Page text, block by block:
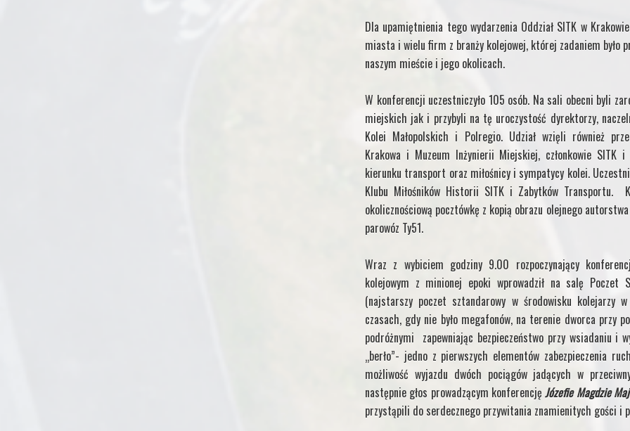
Dla upamiętnienia tego wydarzenia Oddział SITK w
miasta i wielu firm z branży kolejowej, której zadaniem było
naszym mieście i jego okolicach.
W konferencji uczestniczyło 105 osób. Na sali obecni byli
miejskich jak i przybyli na tę uroczystość dyrektorzy,
Kolei Małopolskich i Polregio. Udział wzięli również
Krakowa i Muzeum Inżynierii Miejskiej, członkowie
kierunku transport oraz miłośnicy i sympatycy kolei.
Klubu Miłośników Historii SITK i Zabytków Transportu.
okolicznościową pocztówkę z kopią obrazu olejnego
parowóz Ty51.
Wraz z wybiciem godziny 9.00 rozpoczynający
kolejowym z minionej epoki wprowadził na salę Poczet
(najstarszy poczet sztandarowy w środowisku kolejarzy
czasach, gdy nie było megafonów, na terenie dworca przy
podróżnymi zapewniając bezpieczeństwo przy wsiadaniu i
„berło”- jedno z pierwszych elementów zabezpieczenia
możliwość wyjazdu dwóch pociągów jadących w
następnie głos prowadzącym konferencjęJózefie Magdzie
przystąpili do serdecznego przywitania znamienitych gości i